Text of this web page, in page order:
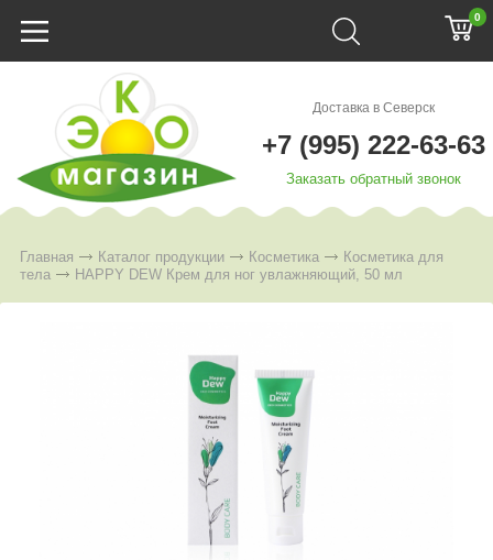
0
Доставка в Северск
+7 (995) 222-63-63
Заказать обратный звонок
Главная Каталог продукции Косметика
Косметика для
тела
HAPPY DEW Крем для ног увлажняющий, 50 мл